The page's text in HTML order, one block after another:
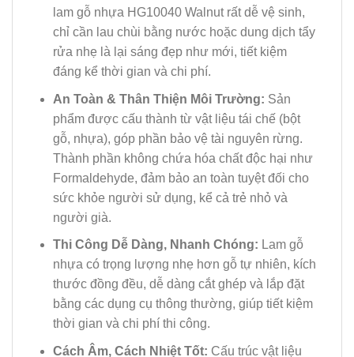
lam gỗ nhựa HG10040 Walnut rất dễ vệ sinh,
chỉ cần lau chùi bằng nước hoặc dung dịch tẩy
rửa nhẹ là lại sáng đẹp như mới, tiết kiệm
đáng kể thời gian và chi phí.
An Toàn & Thân Thiện Môi Trường: Sản
phẩm được cấu thành từ vật liệu tái chế (bột
gỗ, nhựa), góp phần bảo vệ tài nguyên rừng.
Thành phần không chứa hóa chất độc hại như
Formaldehyde, đảm bảo an toàn tuyệt đối cho
sức khỏe người sử dụng, kể cả trẻ nhỏ và
người già.
Thi Công Dễ Dàng, Nhanh Chóng: Lam gỗ
nhựa có trọng lượng nhẹ hơn gỗ tự nhiên, kích
thước đồng đều, dễ dàng cắt ghép và lắp đặt
bằng các dụng cụ thông thường, giúp tiết kiệm
thời gian và chi phí thi công.
Cách Âm, Cách Nhiệt Tốt: Cấu trúc vật liệu